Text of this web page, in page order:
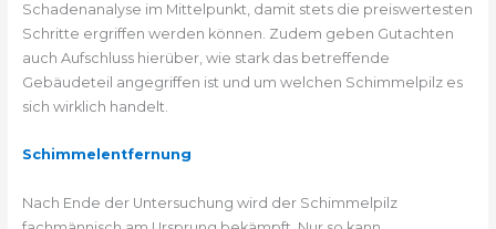
Schadenanalyse im Mittelpunkt, damit stets die preiswertesten
Schritte ergriffen werden können. Zudem geben Gutachten
auch Aufschluss hierüber, wie stark das betreffende
Gebäudeteil angegriffen ist und um welchen Schimmelpilz es
sich wirklich handelt.
Schimmelentfernung
Nach Ende der Untersuchung wird der Schimmelpilz